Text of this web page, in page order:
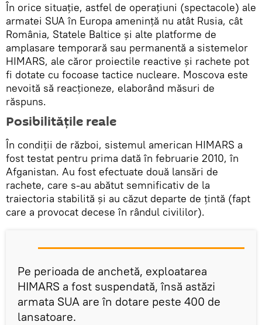
În orice situație, astfel de operațiuni (spectacole) ale
armatei SUA în Europa amenință nu atât Rusia, cât
România, Statele Baltice și alte platforme de
amplasare temporară sau permanentă a sistemelor
HIMARS, ale căror proiectile reactive și rachete pot
fi dotate cu focoase tactice nucleare. Moscova este
nevoită să reacționeze, elaborând măsuri de
răspuns.
Posibilitățile reale
În condiții de război, sistemul american HIMARS a
fost testat pentru prima dată în februarie 2010, în
Afganistan. Au fost efectuate două lansări de
rachete, care s-au abătut semnificativ de la
traiectoria stabilită și au căzut departe de țintă (fapt
care a provocat decese în rândul civililor).
Pe perioada de anchetă, exploatarea
HIMARS a fost suspendată, însă astăzi
armata SUA are în dotare peste 400 de
lansatoare.